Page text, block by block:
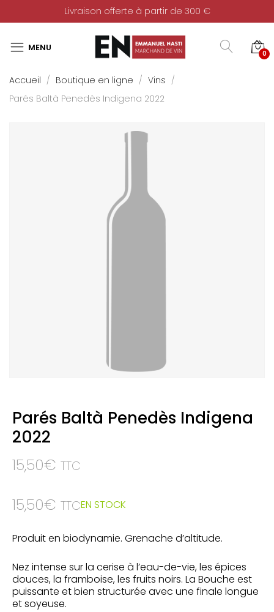
Livraison offerte à partir de 300 €
0
Accueil Boutique en ligne
Vins
Parés Baltà Penedès Indigena 2022
Parés Baltà Penedès Indigena
2022
15,50€ TTC
15,50€ TTCEN STOCK
Produit en biodynamie. Grenache d’altitude.
Nez intense sur la cerise à l’eau-de-vie, les épices
douces, la framboise, les fruits noirs. La Bouche est
puissante et bien structurée avec une finale longue
et soyeuse.